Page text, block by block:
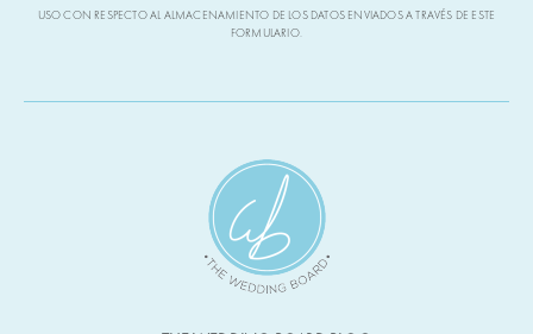
USO CON RESPECTO AL ALMACENAMIENTO DE LOS DATOS ENVIADOS A TRAVÉS DE ESTE
FORMULARIO.